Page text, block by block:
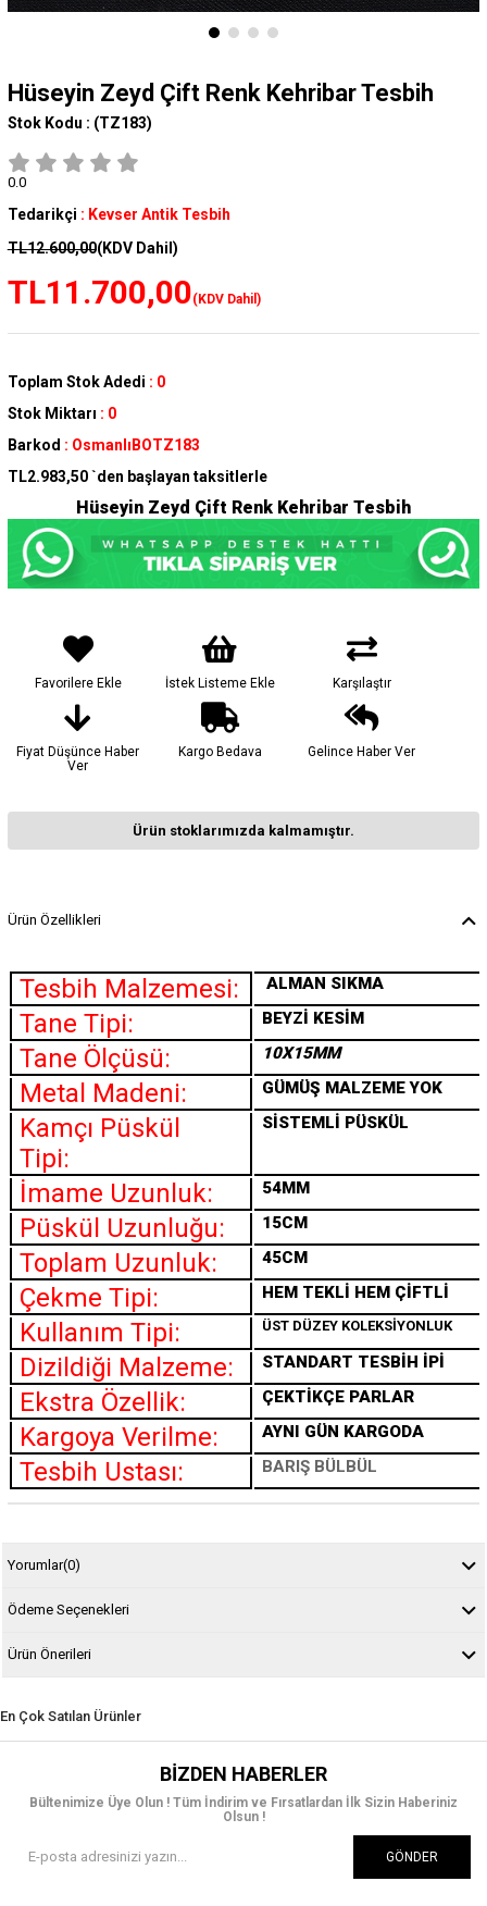
Hüseyin Zeyd Çift Renk Kehribar Tesbih
Stok Kodu : (TZ183)
0.0
Tedarikçi : Kevser Antik Tesbih
TL12.600,00(KDV Dahil)
TL11.700,00(KDV Dahil)
Toplam Stok Adedi : 0
Stok Miktarı : 0
Barkod : OsmanlıBOTZ183
TL2.983,50 `den başlayan taksitlerle
Hüseyin Zeyd Çift Renk Kehribar Tesbih
Favorilere Ekle İstek Listeme Ekle Karşılaştır
Fiyat Düşünce Haber
Ver
Kargo Bedava Gelince Haber Ver
Ürün stoklarımızda kalmamıştır.
Ürün Özellikleri
Tesbih Malzemesi: ALMAN SIKMA
Tane Tipi: BEYZİ KESİM
Tane Ölçüsü: 10X15MM
Metal Madeni: GÜMÜŞ MALZEME YOK
Kamçı Püskül
Tipi:
SİSTEMLİ PÜSKÜL
İmame Uzunluk: 54MM
Püskül Uzunluğu: 15CM
Toplam Uzunluk: 45CM
Çekme Tipi: HEM TEKLİ HEM ÇİFTLİ
Kullanım Tipi: ÜST DÜZEY KOLEKSİYONLUK
Dizildiği Malzeme: STANDART TESBİH İPİ
Ekstra Özellik: ÇEKTİKÇE PARLAR
Kargoya Verilme: AYNI GÜN KARGODA
Tesbih Ustası: BARIŞ BÜLBÜL
Yorumlar(0)
Ödeme Seçenekleri
Ürün Önerileri
En Çok Satılan Ürünler
BIZDEN HABERLER
Bültenimize Üye Olun ! Tüm İndirim ve Fırsatlardan İlk Sizin Haberiniz
Olsun !
GÖNDER